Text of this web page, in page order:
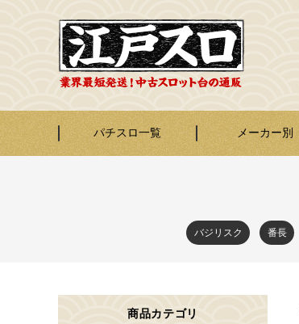
パチスロ一覧 メーカー別
バジリスク 番長
商品カテゴリ